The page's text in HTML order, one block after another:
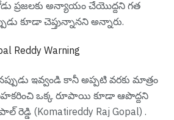
ప్రజలకు అన్యాయం చేయొద్దని గత
కూడా చెప్తున్నాన‌ని అన్నారు.
Reddy Warning
ఇవ్వండి కానీ అప్పటి వరకు మాత్రం
ఒక్క రూపాయి కూడా ఆపొద్దని
(Komatireddy Raj Gopal) .